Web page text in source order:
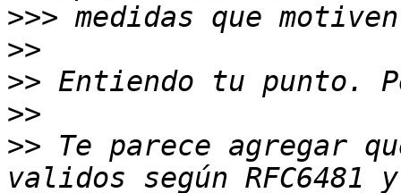
>>>
>>
>>
>>
>> Te parece agregar